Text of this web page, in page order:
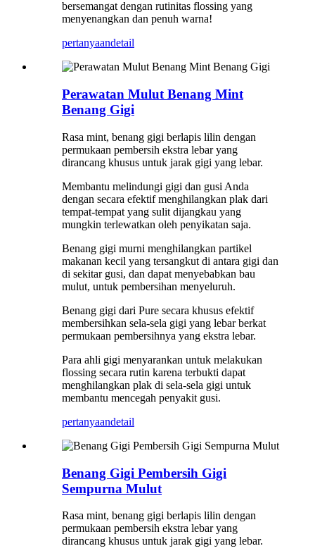
bersemangat dengan rutinitas flossing yang
menyenangkan dan penuh warna!
pertanyaandetail
Perawatan Mulut Benang Mint
Benang Gigi
Rasa mint, benang gigi berlapis lilin dengan
permukaan pembersih ekstra lebar yang
dirancang khusus untuk jarak gigi yang lebar.
Membantu melindungi gigi dan gusi Anda
dengan secara efektif menghilangkan plak dari
tempat-tempat yang sulit dijangkau yang
mungkin terlewatkan oleh penyikatan saja.
Benang gigi murni menghilangkan partikel
makanan kecil yang tersangkut di antara gigi dan
di sekitar gusi, dan dapat menyebabkan bau
mulut, untuk pembersihan menyeluruh.
Benang gigi dari Pure secara khusus efektif
membersihkan sela-sela gigi yang lebar berkat
permukaan pembersihnya yang ekstra lebar.
Para ahli gigi menyarankan untuk melakukan
flossing secara rutin karena terbukti dapat
menghilangkan plak di sela-sela gigi untuk
membantu mencegah penyakit gusi.
pertanyaandetail
Benang Gigi Pembersih Gigi
Sempurna Mulut
Rasa mint, benang gigi berlapis lilin dengan
permukaan pembersih ekstra lebar yang
dirancang khusus untuk jarak gigi yang lebar.